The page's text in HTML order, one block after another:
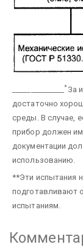
______________*За
достаточно
среды. В случае,
прибор должен
документации
использованию.
**Эти испытания
подготавливают
испытаниям.